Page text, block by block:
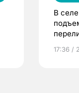
В
17:36 /